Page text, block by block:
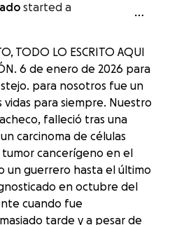
started a
TODO LO ESCRITO AQUI
6 de enero de 2026 para
para nosotros fue un
para siempre. Nuestro
falleció tras una
carcinoma de células
tumor cancerígeno en el
un guerrero hasta el último
en octubre del
cuando fue
tarde y a pesar de